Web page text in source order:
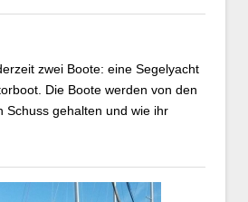
zwei Boote: eine Segelyacht
Die Boote werden von den
Schuss gehalten und wie ihr